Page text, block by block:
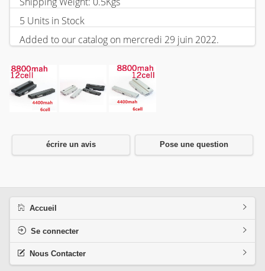
5 Units in Stock
Added to our catalog on mercredi 29 juin 2022.
écrire un avis Pose une question
Accueil
Se connecter
Nous Contacter